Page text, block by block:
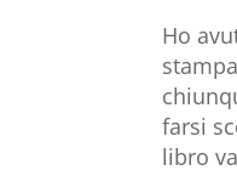
Ho
farsi
libro